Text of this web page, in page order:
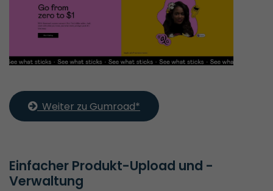
  Weiter zu Gumroad*
Einfacher Produkt-Upload und -
Verwaltung